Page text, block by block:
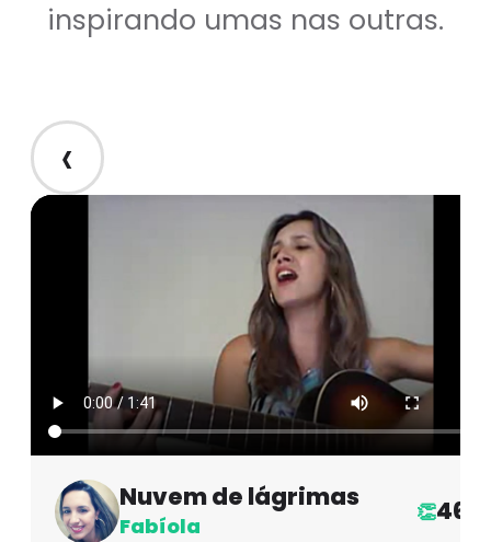
inspirando umas nas outras.
‹
Nuvem de lágrimas
Fabíola
👏46